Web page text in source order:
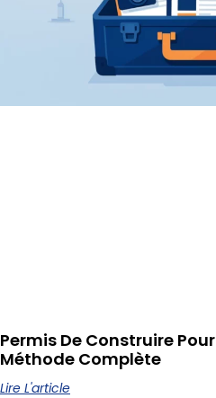
Permis De Construire
Méthode Complète
Lire L'article